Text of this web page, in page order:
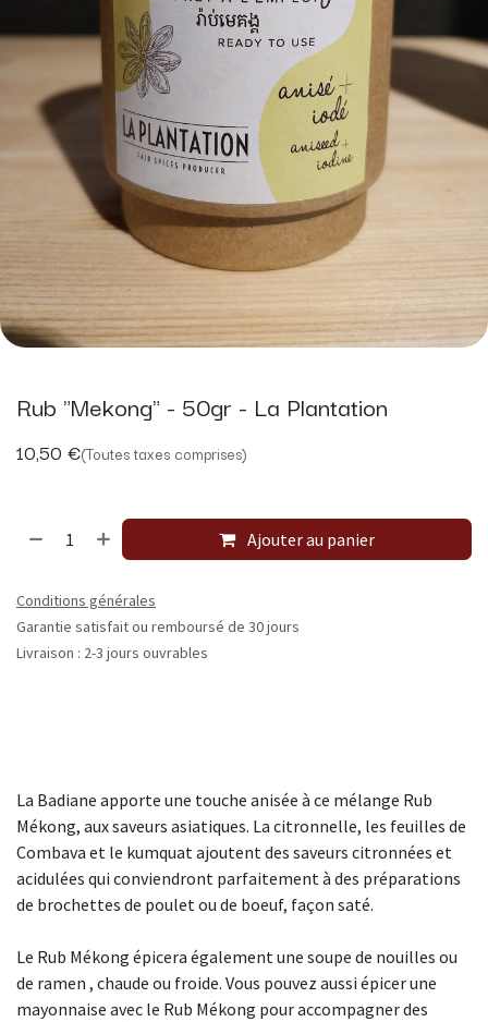
Rub "Mekong" - 50gr - La Plantation
10,50 €(Toutes taxes comprises)
Ajouter au panier
Conditions générales
Garantie satisfait ou remboursé de 30 jours
Livraison : 2-3 jours ouvrables
La Badiane apporte une touche anisée à ce mélange Rub
Mékong, aux saveurs asiatiques. La citronnelle, les feuilles de
Combava et le kumquat ajoutent des saveurs citronnées et
acidulées qui conviendront parfaitement à des préparations
de brochettes de poulet ou de boeuf, façon saté.
Le Rub Mékong épicera également une soupe de nouilles ou
de ramen , chaude ou froide. Vous pouvez aussi épicer une
mayonnaise avec le Rub Mékong pour accompagner des